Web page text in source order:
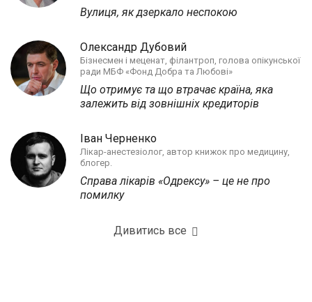
Вулиця, як дзеркало неспокою
Олександр Дубовий
Бізнесмен і меценат, філантроп, голова опікунської
ради МБФ «Фонд Добра та Любові»
Що отримує та що втрачає країна, яка
залежить від зовнішніх кредиторів
Іван Черненко
Лікар-анестезіолог, автор книжок про медицину,
блогер.
Справа лікарів «Одрексу» – це не про
помилку
Дивитись все